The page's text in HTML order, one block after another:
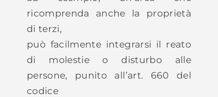
ricomprenda anche la proprietà
di terzi,
può facilmente integrarsi il reato
di molestie o disturbo alle
persone, punito all’art. 660 del
codice